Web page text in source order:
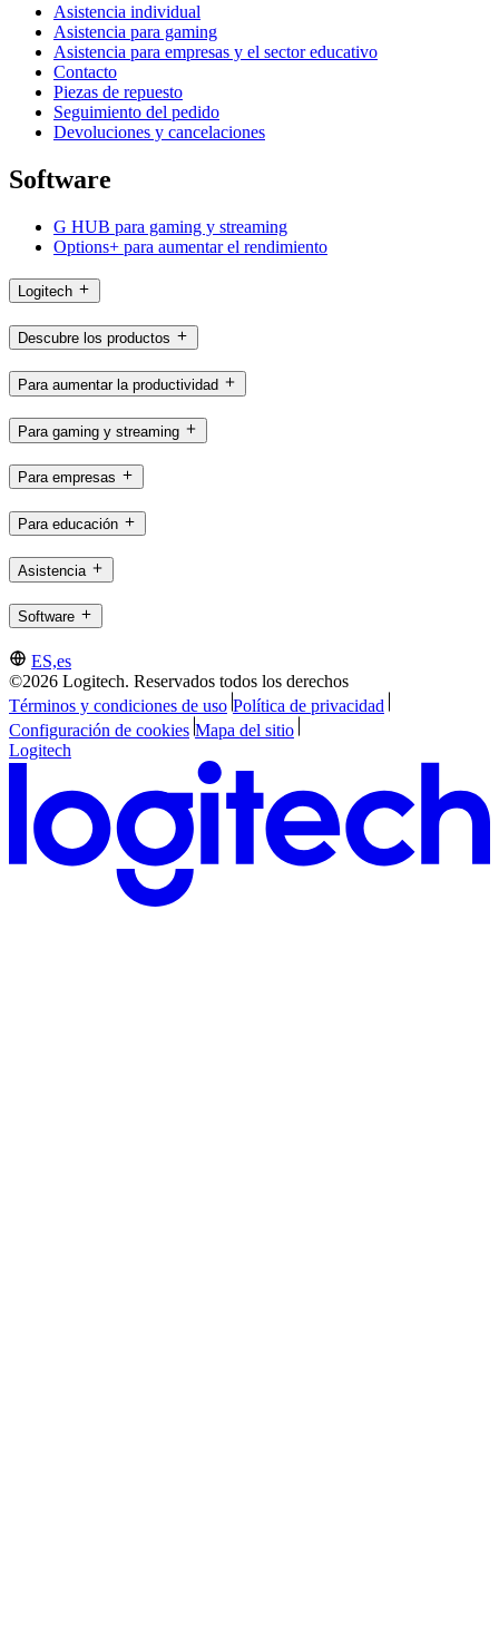
Asistencia individual
Asistencia para gaming
Asistencia para empresas y el sector educativo
Contacto
Piezas de repuesto
Seguimiento del pedido
Devoluciones y cancelaciones
Software
G HUB para gaming y streaming
Options+ para aumentar el rendimiento
Logitech
Descubre los productos
Para aumentar la productividad
Para gaming y streaming
Para empresas
Para educación
Asistencia
Software
ES,es
©2026 Logitech. Reservados todos los derechos
Términos y condiciones de uso Política de privacidad
Configuración de cookies Mapa del sitio
Logitech